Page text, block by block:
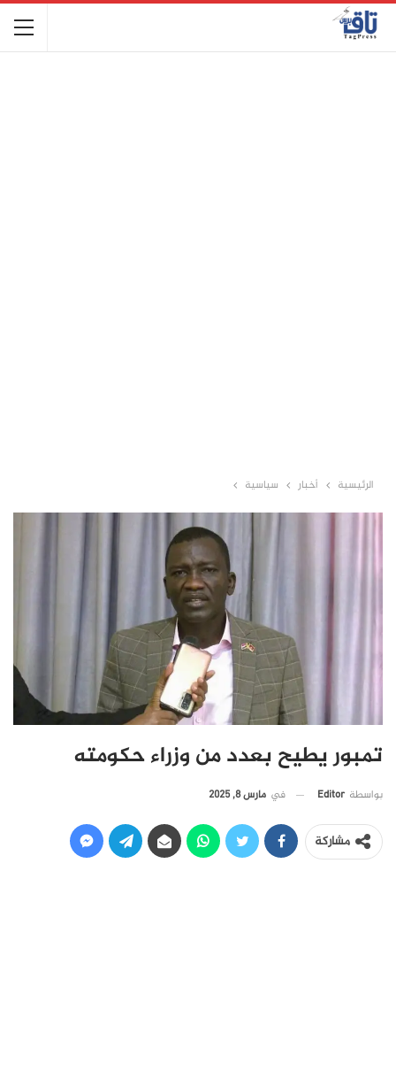
الرئيسية أخبار سياسية
تمبور يطيح بعدد من وزراء حكومته
بواسطة Editor في مارس 8, 2025
مشاركة